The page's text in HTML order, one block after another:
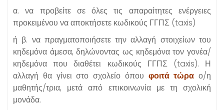
α. να προβείτε σε όλες τις απαραίτητες ενέργειες
προκειμένου να αποκτήσετε κωδικούς ΓΓΠΣ (taxis)
ή β. να πραγματοποιήσετε την αλλαγή στοιχείων του
κηδεμόνα άμεσα, δηλώνοντας ως κηδεμόνα τον γονέα/
κηδεμόνα που διαθέτει κωδικούς ΓΓΠΣ (taxis). Η
αλλαγή θα γίνει στο σχολείο όπου φοιτά τώρα ο/η
μαθητής/τρια, μετά από επικοινωνία με τη σχολική
μονάδα.